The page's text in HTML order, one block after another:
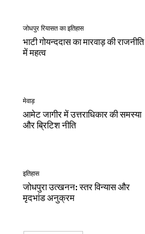
जोधपुर रियासत का इतिहास
भाटी गोयन्ददास का मारवाड़ की राजनीति
में महत्व
मेवाड़
आमेट जागीर में उत्तराधिकार की समस्या
और ब्रिटिश नीति
इतिहास
जोधपुरा उत्खनन: स्तर विन्यास और
मृदभांड अनुक्रम